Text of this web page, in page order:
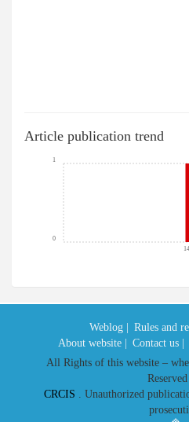
Article publication trend
0
1
Weblog | Rules and
About website |
Contact us |
All Rights of this website –
CRCIS . Unauthorized